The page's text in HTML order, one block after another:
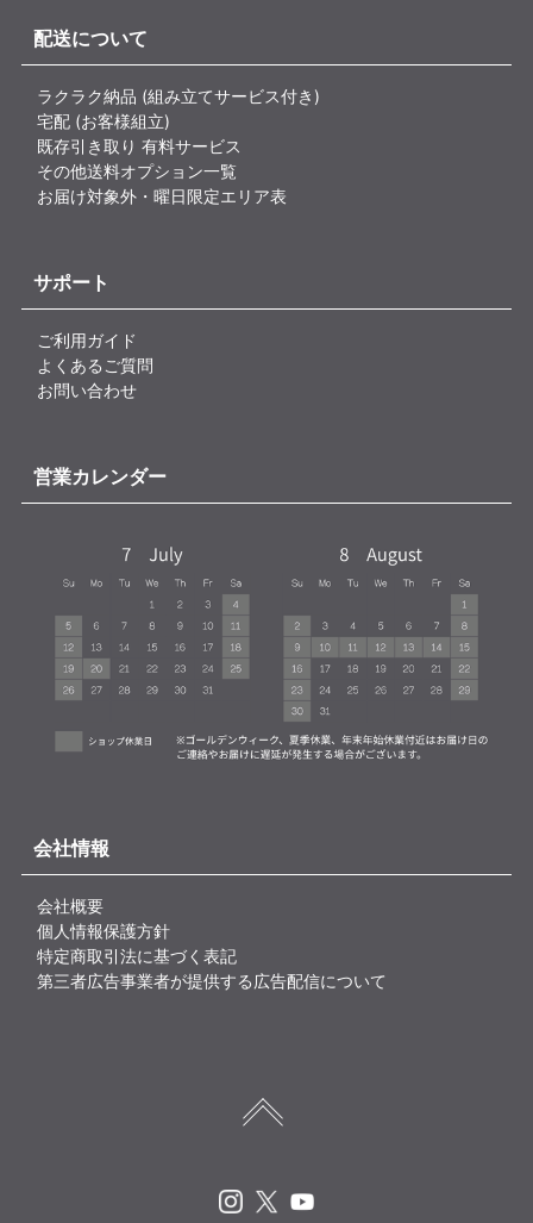
配送について
ラクラク納品 (組み立てサービス付き)
宅配 (お客様組立)
既存引き取り 有料サービス
その他送料オプション一覧
お届け対象外・曜日限定エリア表
サポート
ご利用ガイド
よくあるご質問
お問い合わせ
営業カレンダー
会社情報
会社概要
個人情報保護方針
特定商取引法に基づく表記
第三者広告事業者が提供する広告配信について